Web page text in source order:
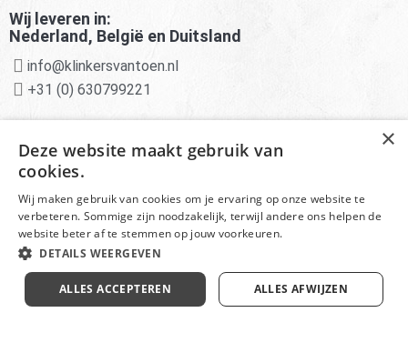
Wij leveren in:
Nederland, België en Duitsland
info@klinkersvantoen.nl
+31 (0) 630799221
Deskundige klantenservice
© Het Monumentendepot onderdeel van
Klinkersvantoen -
Disclaimer
×
Deze website maakt gebruik van
cookies.
Wij maken gebruik van cookies om je ervaring op onze website te
verbeteren. Sommige zijn noodzakelijk, terwijl andere ons helpen de
website beter af te stemmen op jouw voorkeuren.
DETAILS WEERGEVEN
ALLES ACCEPTEREN ALLES AFWIJZEN